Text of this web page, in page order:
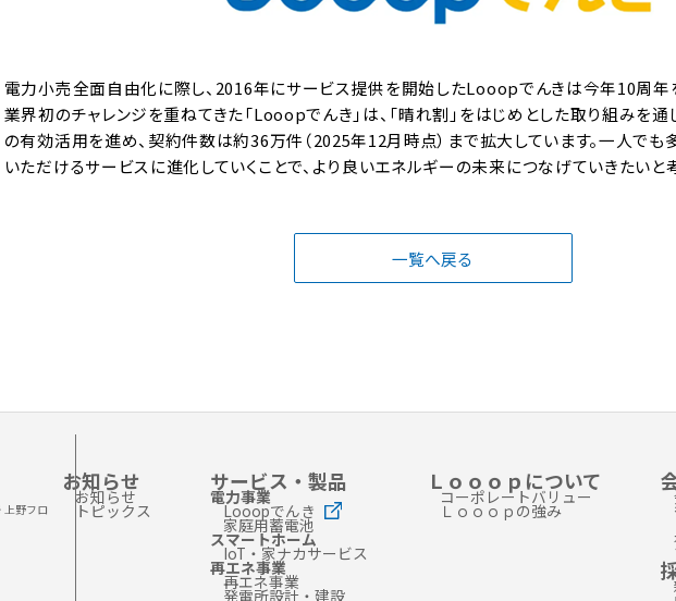
電力小売全面自由化に際し、2016年にサービス提供を開始したLooopでんきは今年10周年
業界初のチャレンジを重ねてきた「Looopでんき」は、「晴れ割」をはじめとした取り組みを
の有効活用を進め、契約件数は約36万件（2025年12月時点）まで拡大しています。一人でも
いただけるサービスに進化していくことで、より良いエネルギーの未来につなげていきたいと
一覧へ戻る
上野フロ
お知らせ
お知らせ
トピックス
サービス・製品
電力事業
Looopでんき
家庭用蓄電池
スマートホーム
IoT・家ナカサービス
再エネ事業
再エネ事業
発電所設計・建設
Ｌｏｏｏｐについて
コーポレートバリュー
Ｌｏｏｏｐの強み